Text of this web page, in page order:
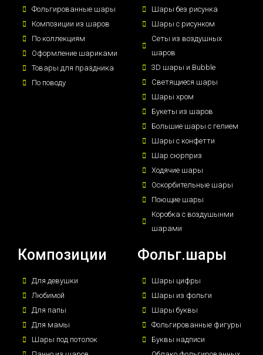
Фольгированные шары
Композиции из шаров
По коллекциям
Оформление шариками
Товары для праздника
По поводу
Шары без рисунка
Шары с рисунком
Сеты из воздушных
шаров
3D шары и Bubble
Светящиеся шары
Шары хром
Букеты из шаров
Большие шары с гелием
Шары с конфетти
Шар сюрприз
Ходячие шары
Оскорбительные шары
Поющие шары
Коробка с воздушынми
шарами
Композиции
Для девушки
Любимой
Для папы
Для мамы
Шары под потолок
Фольг.шары
Шары цифры
Шары из фольги
Шары буквы
Фольгированные фигуры
Буквы надписи